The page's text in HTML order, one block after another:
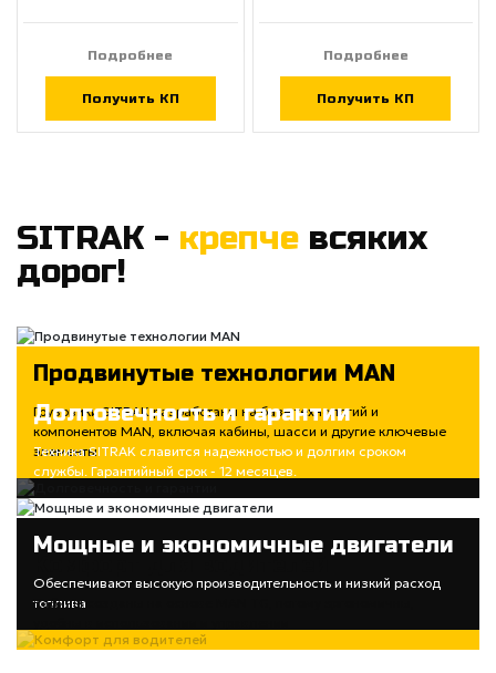
Подробнее
Получить КП
Подробнее
Получить КП
SITRAK - крепче всяких
дорог!
Продвинутые технологии MAN
Грузовики SITRAK разработаны на базе технологий и
компонентов MAN, включая кабины, шасси и другие ключевые
элементы
Долговечность и гарантии
Техника SITRAK славится надежностью и долгим сроком
службы. Гарантийный срок - 12 месяцев.
Мощные и экономичные двигатели
Обеспечивают высокую производительность и низкий расход
топлива
Комфорт для водителей
Кабины созданы на основе MAN TG, потому эргономичны,